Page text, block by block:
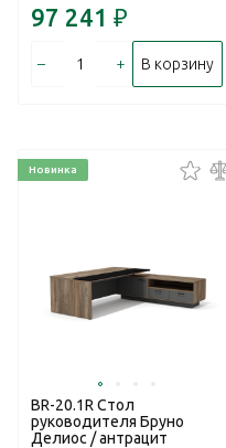
97 241 ₽
– + В корзину
Новинка
BR-20.1R Стол
руководителя Бруно
Делиос / антрацит